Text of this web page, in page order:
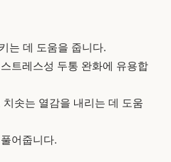
는 데 도움을 줍니다.
트레스성 두통 완화에 유용합
솟는 열감을 내리는 데 도움
어줍니다.